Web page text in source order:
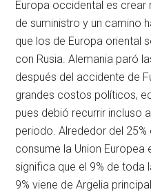
Europa occidental es crear
de suministro y un camino
que los de Europa oriental
con Rusia. Alemania paró
después del accidente de
grandes costos políticos,
pues debió recurrir incluso
periodo. Alrededor del
consume la Union Europea
significa que el 9% de toda
9% viene de Argelia